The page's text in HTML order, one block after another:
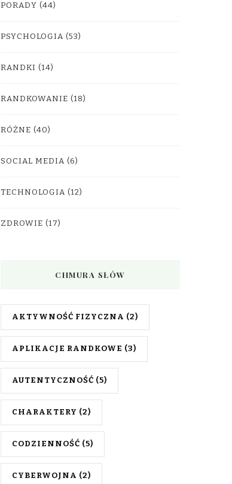
PORADY (44)
PSYCHOLOGIA (53)
RANDKI (14)
RANDKOWANIE (18)
RÓŻNE (40)
SOCIAL MEDIA (6)
TECHNOLOGIA (12)
ZDROWIE (17)
CHMURA SŁÓW
AKTYWNOŚĆ FIZYCZNA (2)
APLIKACJE RANDKOWE (3)
AUTENTYCZNOŚĆ (5)
CHARAKTERY (2)
CODZIENNOŚĆ (5)
CYBERWOJNA (2)